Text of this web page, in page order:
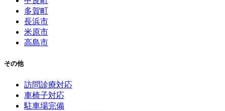
多賀町
長浜市
米原市
高島市
その他
訪問診療対応
車椅子対応
駐車場完備